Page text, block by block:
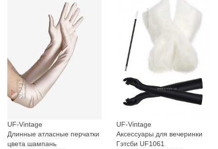
UF-Vintage
Длинные атласные перчатки
цвета шампань
UF-Vintage
Аксессуары для вечеринки
Гэтсби UF1061